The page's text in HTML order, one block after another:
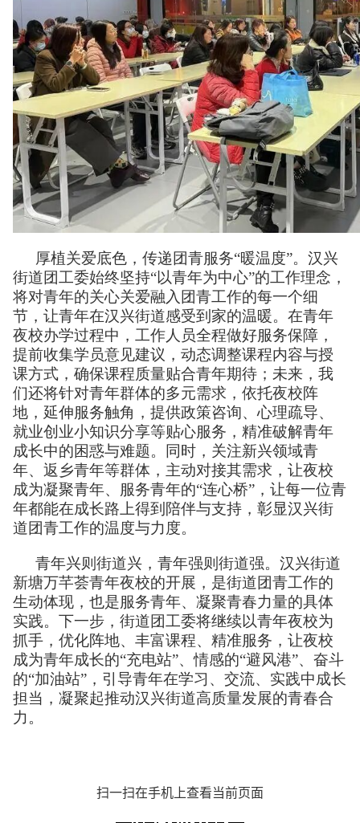
厚植关爱底色，传递团青服务“暖温度”。汉兴
街道团工委始终坚持“以青年为中心”的工作理念，
将对青年的关心关爱融入团青工作的每一个细
节，让青年在汉兴街道感受到家的温暖。在青年
夜校办学过程中，工作人员全程做好服务保障，
提前收集学员意见建议，动态调整课程内容与授
课方式，确保课程质量贴合青年期待；未来，我
们还将针对青年群体的多元需求，依托夜校阵
地，延伸服务触角，提供政策咨询、心理疏导、
就业创业小知识分享等贴心服务，精准破解青年
成长中的困惑与难题。同时，关注新兴领域青
年、返乡青年等群体，主动对接其需求，让夜校
成为凝聚青年、服务青年的“连心桥”，让每一位青
年都能在成长路上得到陪伴与支持，彰显汉兴街
道团青工作的温度与力度。
青年兴则街道兴，青年强则街道强。汉兴街道
新塘万芊荟青年夜校的开展，是街道团青工作的
生动体现，也是服务青年、凝聚青春力量的具体
实践。下一步，街道团工委将继续以青年夜校为
抓手，优化阵地、丰富课程、精准服务，让夜校
成为青年成长的“充电站”、情感的“避风港”、奋斗
的“加油站”，引导青年在学习、交流、实践中成长
担当，凝聚起推动汉兴街道高质量发展的青春合
力。
扫一扫在手机上查看当前页面